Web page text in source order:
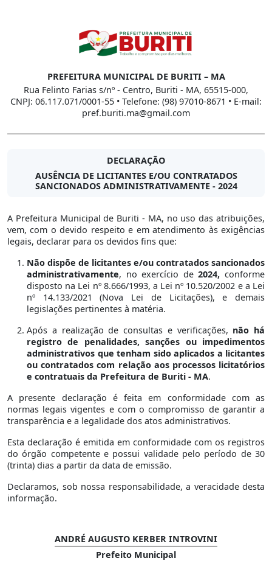
PREFEITURA MUNICIPAL DE BURITI – MA
Rua Felinto Farias s/nº - Centro, Buriti - MA, 65515-000,
CNPJ: 06.117.071/0001-55 • Telefone: (98) 97010-8671 • E-mail:
pref.buriti.ma@gmail.com
DECLARAÇÃO
AUSÊNCIA DE LICITANTES E/OU CONTRATADOS
SANCIONADOS ADMINISTRATIVAMENTE - 2024
A Prefeitura Municipal de Buriti - MA, no uso das atribuições,
vem, com o devido respeito e em atendimento às exigências
legais, declarar para os devidos fins que:
Não dispõe de licitantes e/ou contratados sancionados
administrativamente, no exercício de2024, conforme
disposto na Lei nº 8.666/1993, a Lei nº 10.520/2002 e a Lei
nº 14.133/2021 (Nova Lei de Licitações), e demais
legislações pertinentes à matéria.
Após a realização de consultas e verificações, não há
registro de penalidades, sanções ou impedimentos
administrativos que tenham sido aplicados a licitantes
ou contratados com relação aos processos licitatórios
e contratuais da Prefeitura de Buriti - MA.
A presente declaração é feita em conformidade com as
normas legais vigentes e com o compromisso de garantir a
transparência e a legalidade dos atos administrativos.
Esta declaração é emitida em conformidade com os registros
do órgão competente e possui validade pelo período de 30
(trinta) dias a partir da data de emissão.
Declaramos, sob nossa responsabilidade, a veracidade desta
informação.
ANDRÉ AUGUSTO KERBER INTROVINI
Prefeito Municipal